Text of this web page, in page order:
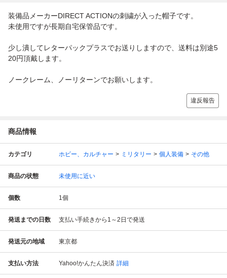
装備品メーカーDIRECT ACTIONの刺繍が入った帽子です。
未使用ですが長期自宅保管品です。
少し潰してレターパックプラスでお送りしますので、送料は別途5
20円頂戴します。
ノークレーム、ノーリターンでお願いします。
違反報告
商品情報
カテゴリ ホビー、カルチャー ミリタリー 個人装備 その他
商品の状態 未使用に近い
個数 1個
発送までの日数 支払い手続きから1～2日で発送
発送元の地域 東京都
支払い方法 Yahoo!かんたん決済 詳細